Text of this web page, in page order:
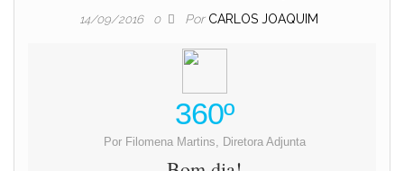
14/09/2016 0 Por CARLOS JOAQUIM
360º
Por Filomena Martins, Diretora Adjunta